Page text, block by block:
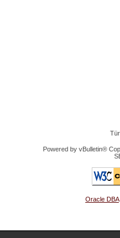
Powered by vBulletin®
Oracle DBA